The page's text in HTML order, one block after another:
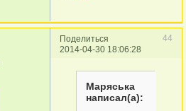
Поделиться
44
2014-04-30 18:06:28
Маряська
написал(а):